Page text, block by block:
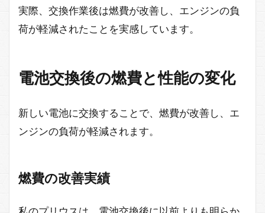
実際、交換作業後は燃費が改善し、エンジンの負
荷が軽減されたことを実感しています。
電池交換後の燃費と性能の変化
新しい電池に交換することで、燃費が改善し、エ
ンジンの負荷が軽減されます。
燃費の改善実績